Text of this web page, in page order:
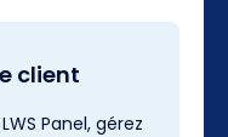
client
Panel, gérez